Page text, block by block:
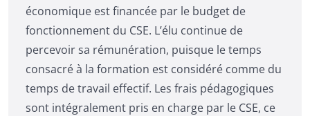
économique est financée par le budget de
fonctionnement du CSE. L’élu continue de
percevoir sa rémunération, puisque le temps
consacré à la formation est considéré comme du
temps de travail effectif. Les frais pédagogiques
sont intégralement pris en charge par le CSE, ce